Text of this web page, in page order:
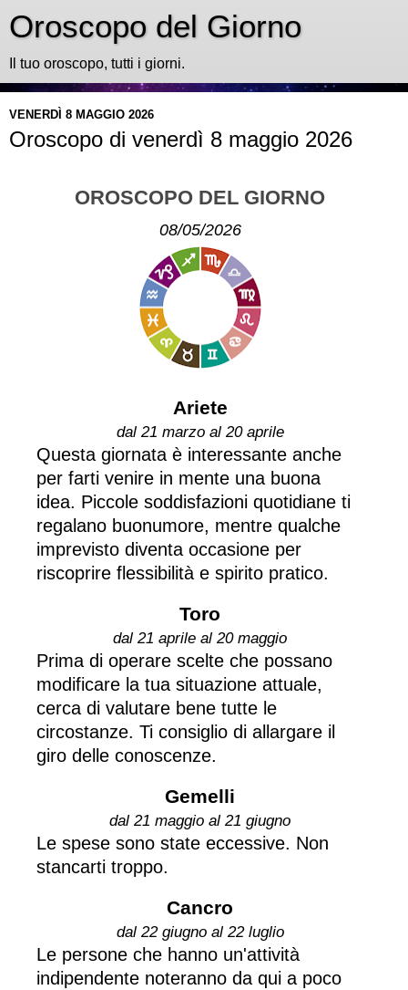
Oroscopo del Giorno
Il tuo oroscopo, tutti i giorni.
VENERDÌ 8 MAGGIO 2026
Oroscopo di venerdì 8 maggio 2026
OROSCOPO DEL GIORNO
08/05/2026
Ariete
dal 21 marzo al 20 aprile
Questa giornata è interessante anche
per farti venire in mente una buona
idea. Piccole soddisfazioni quotidiane ti
regalano buonumore, mentre qualche
imprevisto diventa occasione per
riscoprire flessibilità e spirito pratico.
Toro
dal 21 aprile al 20 maggio
Prima di operare scelte che possano
modificare la tua situazione attuale,
cerca di valutare bene tutte le
circostanze. Ti consiglio di allargare il
giro delle conoscenze.
Gemelli
dal 21 maggio al 21 giugno
Le spese sono state eccessive. Non
stancarti troppo.
Cancro
dal 22 giugno al 22 luglio
Le persone che hanno un'attività
indipendente noteranno da qui a poco